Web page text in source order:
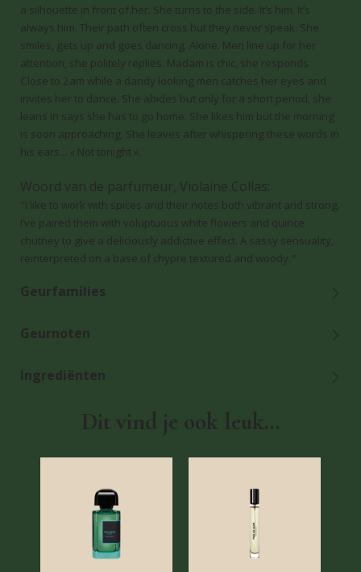
a silhouette in front of her. She turns to the side. It’s him. It’s
always him. Their path often cross but they never speak. She
smiles, gets up and goes dancing. Alone. Men line up for her
attention, she politely replies. Madam is chic, she responds.
Close to 2am while a dandy looking men catches her eyes and
invites her to dance. She abides but only for a short period, she
leans in says she has to go home. She likes him but the morning
is soon approaching. She leaves after whispering these words in
his ears... « Not tonight ».
Woord van de parfumeur, Violaine Collas:
"I like to work with spices and their notes both vibrant and strong.
I’ve paired them with voluptuous white flowers and quince
chutney to give a deliciously addictive effect. A sassy sensuality,
reinterpreted on a base of chypre textured and woody."
Geurfamilies
Geurnoten
Ingrediënten
Dit vind je ook leuk...